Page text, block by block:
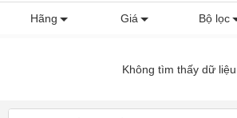
Hãng Giá Bộ lọc
Không tìm thấy dữ liệu